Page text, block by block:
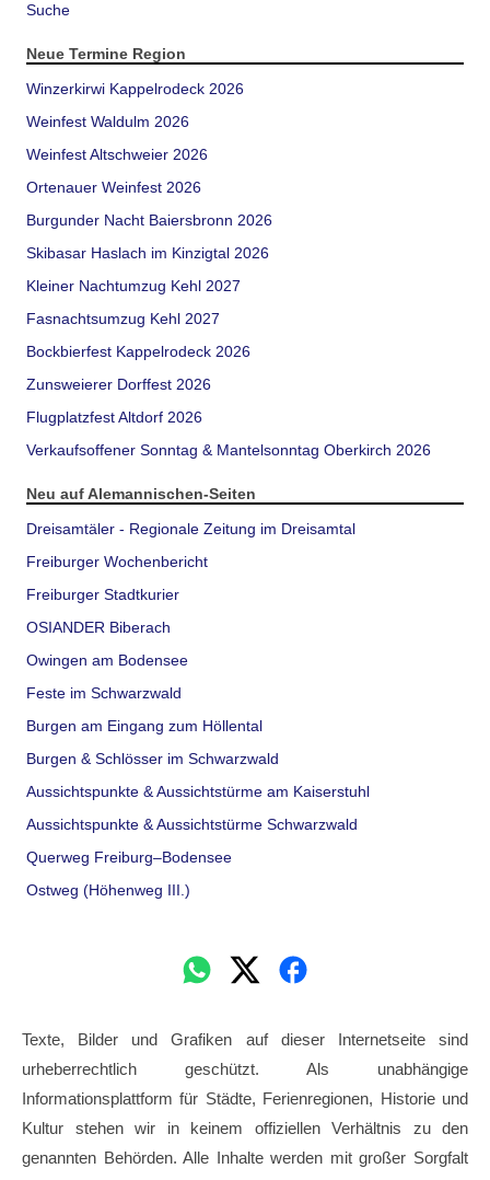
Suche
Neue Termine Region
Winzerkirwi Kappelrodeck 2026
Weinfest Waldulm 2026
Weinfest Altschweier 2026
Ortenauer Weinfest 2026
Burgunder Nacht Baiersbronn 2026
Skibasar Haslach im Kinzigtal 2026
Kleiner Nachtumzug Kehl 2027
Fasnachtsumzug Kehl 2027
Bockbierfest Kappelrodeck 2026
Zunsweierer Dorffest 2026
Flugplatzfest Altdorf 2026
Verkaufsoffener Sonntag & Mantelsonntag Oberkirch 2026
Neu auf Alemannischen-Seiten
Dreisamtäler - Regionale Zeitung im Dreisamtal
Freiburger Wochenbericht
Freiburger Stadtkurier
OSIANDER Biberach
Owingen am Bodensee
Feste im Schwarzwald
Burgen am Eingang zum Höllental
Burgen & Schlösser im Schwarzwald
Aussichtspunkte & Aussichtstürme am Kaiserstuhl
Aussichtspunkte & Aussichtstürme Schwarzwald
Querweg Freiburg–Bodensee
Ostweg (Höhenweg III.)
Texte, Bilder und Grafiken auf dieser Internetseite sind
urheberrechtlich geschützt. Als unabhängige
Informationsplattform für Städte, Ferienregionen, Historie und
Kultur stehen wir in keinem offiziellen Verhältnis zu den
genannten Behörden. Alle Inhalte werden mit großer Sorgfalt